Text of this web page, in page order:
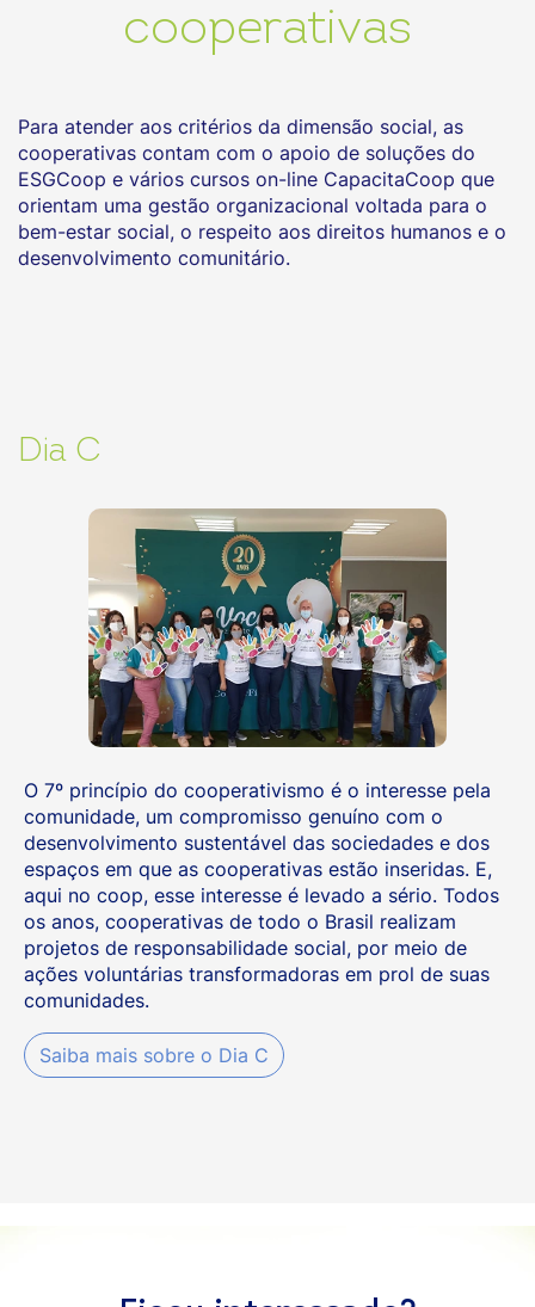
cooperativas
Para atender aos critérios da dimensão social, as
cooperativas contam com o apoio de soluções do
ESGCoop e vários cursos on-line CapacitaCoop que
orientam uma gestão organizacional voltada para o
bem-estar social, o respeito aos direitos humanos e o
desenvolvimento comunitário.
Dia C
O 7º princípio do cooperativismo é o interesse pela
comunidade, um compromisso genuíno com o
desenvolvimento sustentável das sociedades e dos
espaços em que as cooperativas estão inseridas. E,
aqui no coop, esse interesse é levado a sério. Todos
os anos, cooperativas de todo o Brasil realizam
projetos de responsabilidade social, por meio de
ações voluntárias transformadoras em prol de suas
comunidades.
Saiba mais sobre o Dia C